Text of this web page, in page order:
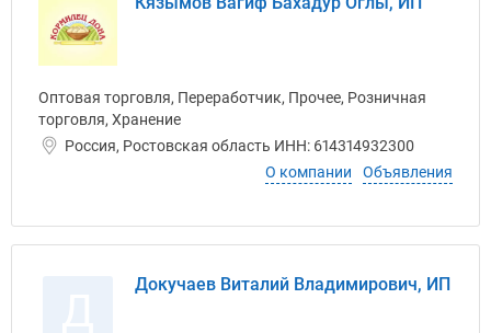
Оптовая торговля, Переработчик, Прочее, Розничная
торговля, Хранение
Россия, Ростовская область ИНН: 614314932300
О компании
Объявления
Докучаев Виталий Владимирович, ИП